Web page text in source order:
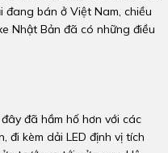
đang bán ở Việt Nam, chiều
Nhật Bản đã có những điều
đã hầm hố hơn với các
kèm dải LED định vị tích